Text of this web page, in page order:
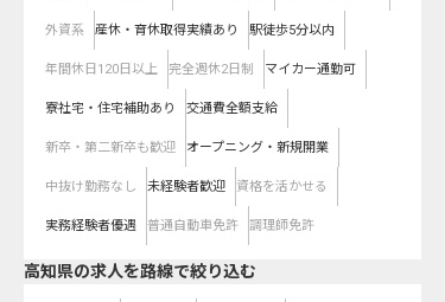
外資系 産休・育休取得実績あり 駅徒歩5分以内
年間休日120日以上 完全週休2日制 マイカー通勤可
寮社宅・住宅補助あり 交通費全額支給
新卒・第二新卒も歓迎 オープニング・新規開業
中抜け勤務なし 未経験者歓迎 資格を活かせる
実務経験者優遇 普通自動車免許 調理師免許
高知県の求人を路線で絞り込む